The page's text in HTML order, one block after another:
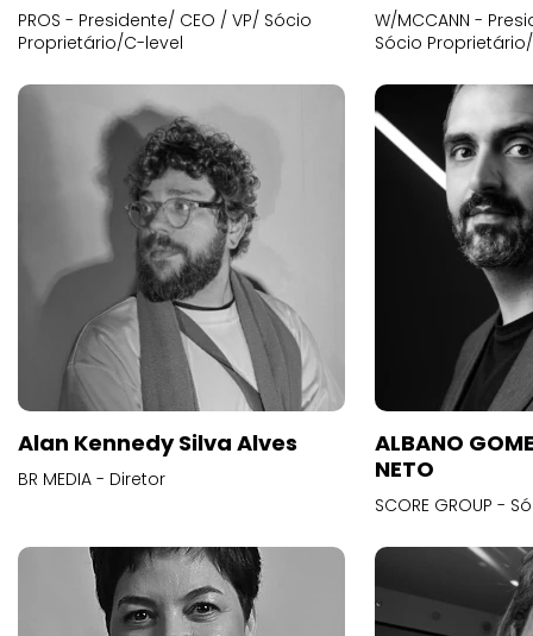
PROS - Presidente/ CEO / VP/ Sócio
Proprietário/C-level
W/MCCANN -
Sócio
Alan Kennedy Silva Alves
BR MEDIA - Diretor
ALBANO
NETO
SCORE GROUP -